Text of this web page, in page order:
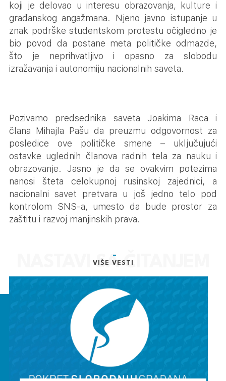
koji je delovao u interesu obrazovanja, kulture i
građanskog angažmana. Njeno javno istupanje u
znak podrške studentskom protestu očigledno je
bio povod da postane meta političke odmazde,
što je neprihvatljivo i opasno za slobodu
izražavanja i autonomiju nacionalnih saveta.
Pozivamo predsednika saveta Joakima Raca i
člana Mihajla Pašu da preuzmu odgovornost za
posledice ove političke smene – uključujući
ostavke uglednih članova radnih tela za nauku i
obrazovanje. Jasno je da se ovakvim potezima
nanosi šteta celokupnoj rusinskoj zajednici, a
nacionalni savet pretvara u još jedno telo pod
kontrolom SNS-a, umesto da bude prostor za
zaštitu i razvoj manjinskih prava.
VIŠE VESTI